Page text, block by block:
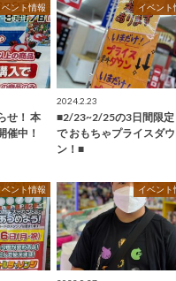
ベント情報
せ！ 本
催中！
イベント
2024.2.23
■2/23~2/25の3日間限定
で おもちゃプライスダウ
ン！■
ベント情報 イベント